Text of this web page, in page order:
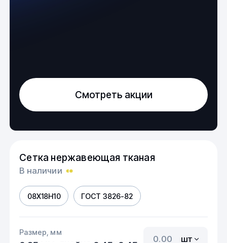
Смотреть акции
Сетка нержавеющая тканая
В наличии
08Х18Н10 ГОСТ 3826-82
Размер, мм
шт